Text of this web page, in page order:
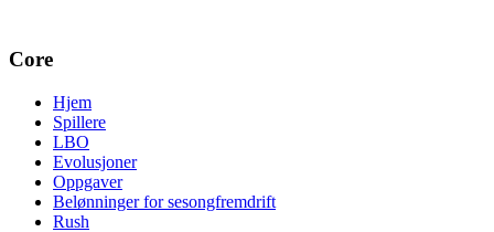
Core
Hjem
Spillere
LBO
Evolusjoner
Oppgaver
Belønninger for sesongfremdrift
Rush